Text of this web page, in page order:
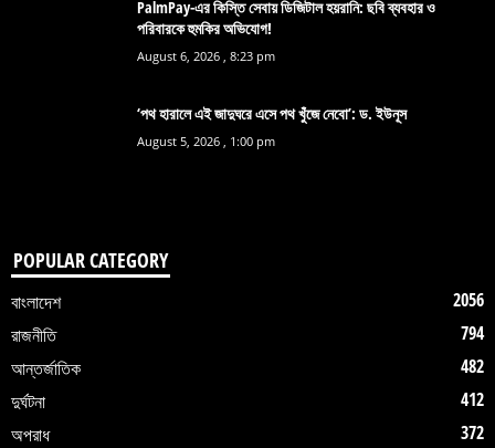
PalmPay-এর কিস্তি সেবায় ডিজিটাল হয়রানি: ছবি ব্যবহার ও
পরিবারকে হুমকির অভিযোগ!
August 6, 2026 , 8:23 pm
‘পথ হারালে এই জাদুঘরে এসে পথ খুঁজে নেবো’: ড. ইউনূস
August 5, 2026 , 1:00 pm
POPULAR CATEGORY
বাংলাদেশ
2056
রাজনীতি
794
আন্তর্জাতিক
482
দুর্ঘটনা
412
অপরাধ
372